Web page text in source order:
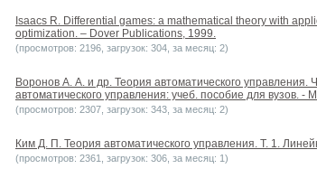
Isaacs R. Differential games: a mathematical theory with
optimization. – Dover Publications, 1999.
(просмотров: 2196, загрузок: 304, за месяц: 2)
Воронов А. А. и др. Теория автоматического
автоматического управления: учеб. пособие для вузов.
(просмотров: 2307, загрузок: 343, за месяц: 2)
Ким Д. П. Теория автоматического управления. Т. 1.
(просмотров: 2361, загрузок: 306, за месяц: 1)